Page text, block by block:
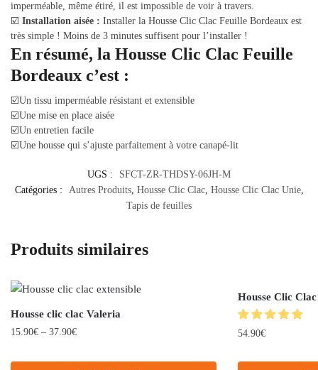
imperméable, même étiré, il est impossible de voir à travers.
☑️ Installation aisée : Installer la Housse Clic Clac Feuille Bordeaux est
très simple ! Moins de 3 minutes suffisent pour l’installer !
En résumé, la Housse Clic Clac Feuille
Bordeaux c’est :
☑️Un tissu imperméable résistant et extensible
☑️Une mise en place aisée
☑️Un entretien facile
☑️Une housse qui s’ajuste parfaitement à votre canapé-lit
UGS :
SFCT-ZR-THDSY-06JH-M
Catégories :
Autres Produits, Housse Clic Clac, Housse Clic Clac Unie,
Tapis de feuilles
Produits similaires
Housse clic clac Valeria
15.90€ – 37.90€
Housse Clic
54.90€